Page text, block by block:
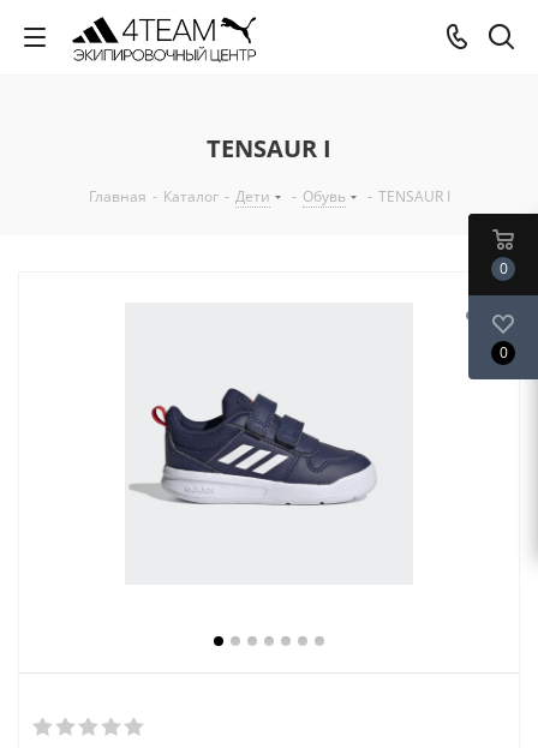
TENSAUR I
Главная - Каталог - Дети - Обувь - TENSAUR I
0
0